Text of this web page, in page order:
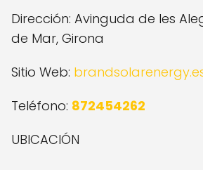
Dirección: Avinguda de les
de Mar, Girona
Sitio Web:
Teléfono: 872454262
UBICACIÓN